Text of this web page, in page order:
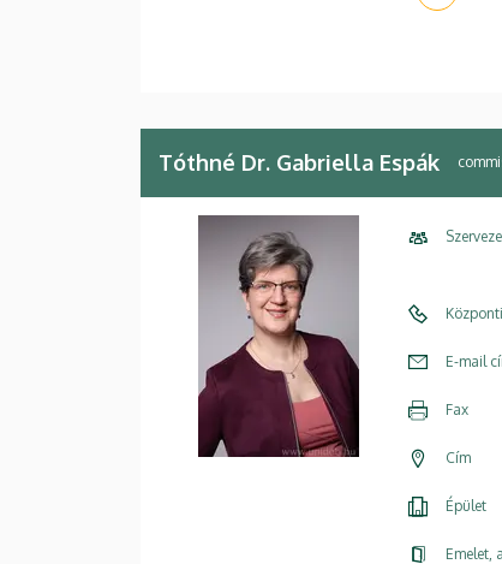
Tóthné Dr. Gabriella Espák
E-mail
Fax
Cím
Épület
Emelet,